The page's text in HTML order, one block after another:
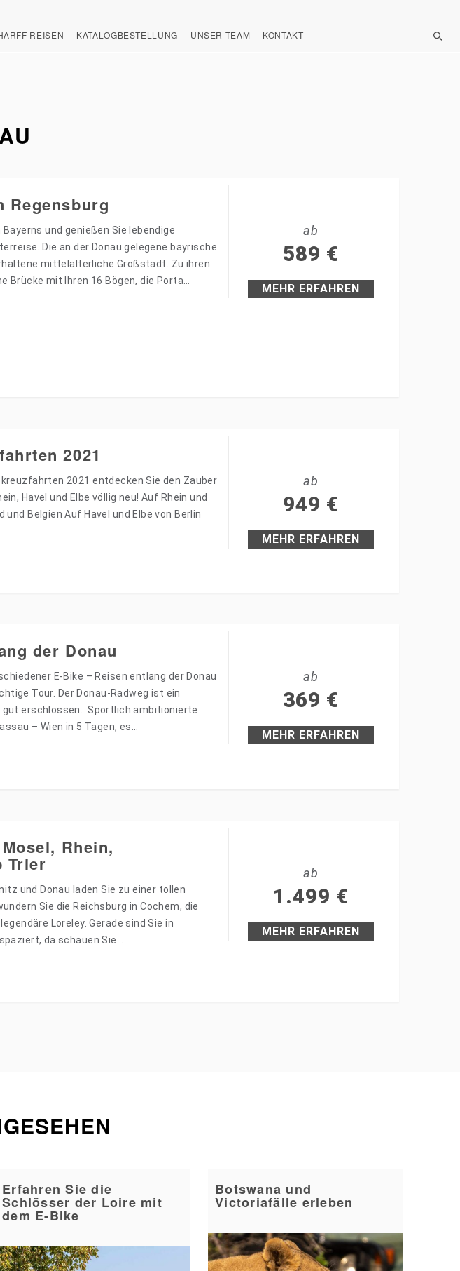
REISEN KATALOGBESTELLUNG UNSER TEAM KONTAKT
Regensburg
und genießen Sie lebendige
Die an der Donau gelegene bayrische
mittelalterliche Großstadt. Zu ihren
Brücke mit Ihren 16 Bögen, die Porta…
ab
589 €
MEHR ERFAHREN
2021
2021 entdecken Sie den Zauber
Havel und Elbe völlig neu! Auf Rhein und
Belgien Auf Havel und Elbe von Berlin
ab
949 €
MEHR ERFAHREN
der Donau
E-Bike – Reisen entlang der Donau
Tour. Der Donau-Radweg ist ein
gut erschlossen. Sportlich ambitionierte
– Wien in 5 Tagen, es…
ab
369 €
MEHR ERFAHREN
Rhein,
Trier
und Donau laden Sie zu einer tollen
Sie die Reichsburg in Cochem, die
Loreley. Gerade sind Sie in
da schauen Sie…
ab
1.499 €
MEHR ERFAHREN
Erfahren Sie die
Schlösser der Loire mit
dem E-Bike
Botswana und
Victoriafälle erleben